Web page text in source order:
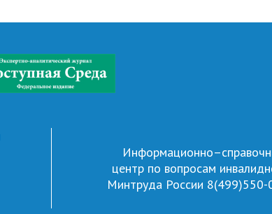
центр по вопросам
Минтруда России 8(499)550-